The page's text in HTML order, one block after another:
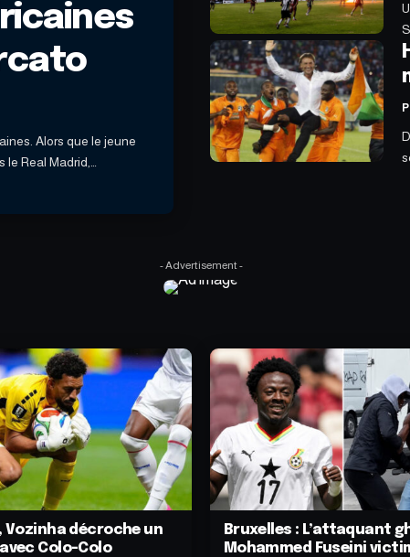
Alors que le jeune
Real Madrid,…
- Advertisement -
Vozinha décroche un
Colo-Colo
Bruxelles : L’attaquant
Mohammed Fuseini